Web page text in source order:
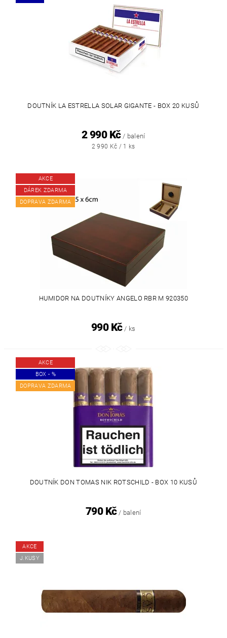
DOUTNÍK LA ESTRELLA SOLAR GIGANTE - BOX 20 KUSŮ
2 990 Kč / balení
2 990 Kč / 1 ks
AKCE
DÁREK ZDARMA
DOPRAVA ZDARMA
HUMIDOR NA DOUTNÍKY ANGELO RBR M 920350
990 Kč / ks
AKCE
BOX - %
DOPRAVA ZDARMA
DOUTNÍK DON TOMAS NIK ROTSCHILD - BOX 10 KUSŮ
790 Kč / balení
AKCE
J.KUSY